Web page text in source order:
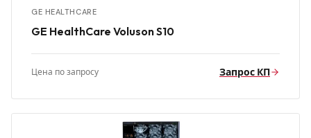
GE HEALTHCARE
GE HealthCare Voluson S10
Цена по запросу Запрос КП